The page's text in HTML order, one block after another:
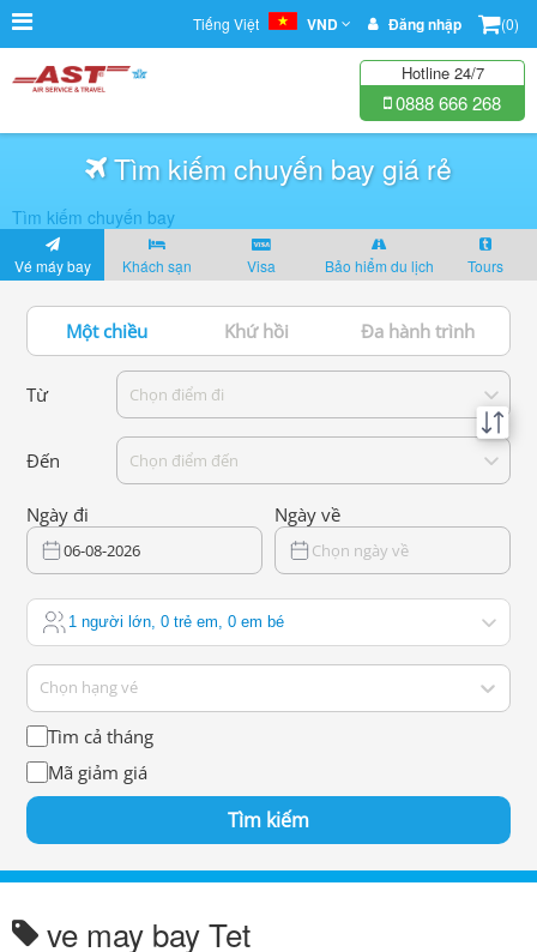
Tiếng Việt VND Đăng nhập (0)
Hotline 24/7
0888 666 268
Tìm kiếm chuyến bay giá rẻ
Tìm kiếm chuyến bay
Vé máy bay Khách sạn Visa Bảo hiểm du lịch Tours
Một chiều Khứ hồi Đa hành trình
Từ Chọn điểm đi
Đến Chọn điểm đến
Ngày đi
06-08-2026
Ngày về
Chọn ngày về
1 người lớn, 0 trẻ em, 0 em bé
Chọn hạng vé
Tìm cả tháng
Mã giảm giá
Tìm kiếm
ve may bay Tet